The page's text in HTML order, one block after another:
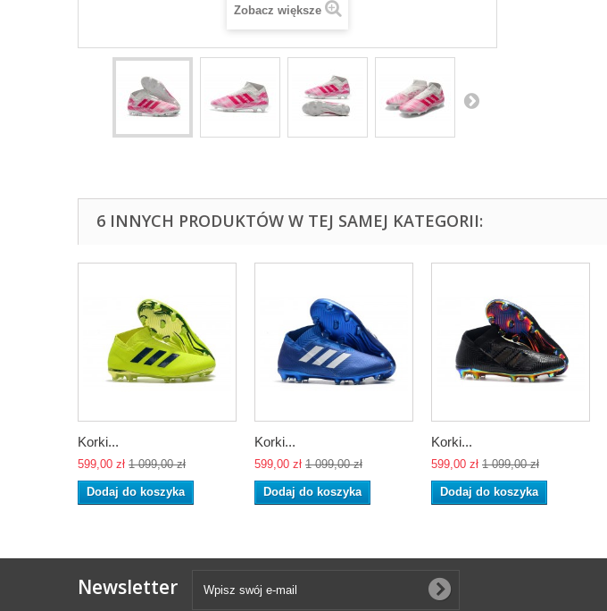
Zobacz większe
6 INNYCH PRODUKTÓW W TEJ SAMEJ KATEGORII:
Korki...
599,00 zł 1 099,00 zł
Dodaj do koszyka
Korki...
599,00 zł 1 099,00 zł
Dodaj do koszyka
Korki...
599,00 zł 1 099,00 zł
Dodaj do koszyka
Newsletter